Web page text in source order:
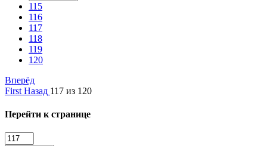
115
116
117
118
119
120
Вперёд
First Назад 117 из 120
Перейти к странице